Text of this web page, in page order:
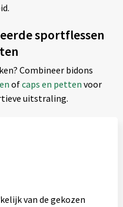
sportflessen
Combineer bidons
ofcaps en petten voor
uitstraling.
van de gekozen